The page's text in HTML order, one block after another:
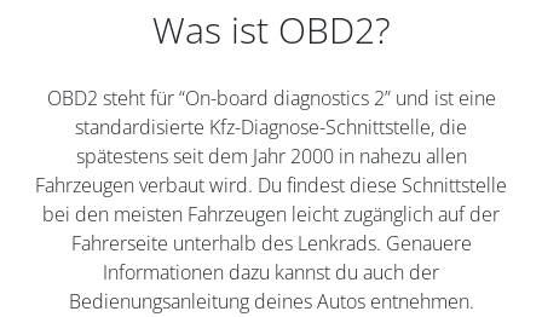
Was ist OBD2?
OBD2 steht für “On-board diagnostics 2” und ist eine
standardisierte Kfz-Diagnose-Schnittstelle, die
spätestens seit dem Jahr 2000 in nahezu allen
Fahrzeugen verbaut wird. Du findest diese Schnittstelle
bei den meisten Fahrzeugen leicht zugänglich auf der
Fahrerseite unterhalb des Lenkrads. Genauere
Informationen dazu kannst du auch der
Bedienungsanleitung deines Autos entnehmen.